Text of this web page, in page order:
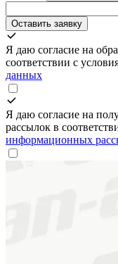
Оставить заявку
Я даю согласие на
соответствии с
данных
Я даю согласие на
рассылок в
информационных